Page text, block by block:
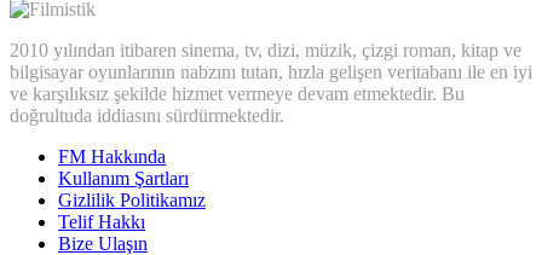
2010 yılından itibaren sinema, tv, dizi, müzik, çizgi roman, kitap ve
bilgisayar oyunlarının nabzını tutan, hızla gelişen veritabanı ile en iyi
ve karşılıksız şekilde hizmet vermeye devam etmektedir. Bu
doğrultuda iddiasını sürdürmektedir.
FM Hakkında
Kullanım Şartları
Gizlilik Politikamız
Telif Hakkı
Bize Ulaşın